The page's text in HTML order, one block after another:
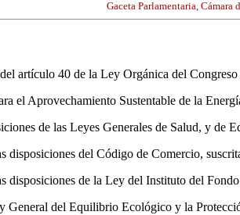
Gaceta Parlamentaria,
artículo 40 de la Ley Orgánica del
el Aprovechamiento Sustentable de la
de las Leyes Generales de Salud, y de
disposiciones del Código de Comercio,
disposiciones de la Ley del Instituto del
General del Equilibrio Ecológico y la